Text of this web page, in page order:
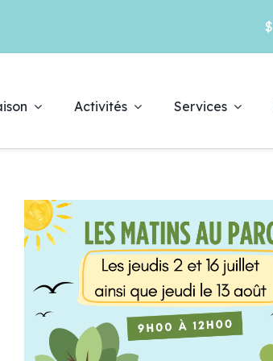
$
Activités Services